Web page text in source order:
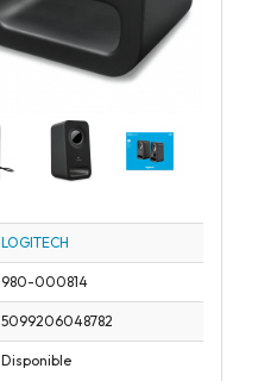
LOGITECH
980-000814
5099206048782
Disponible